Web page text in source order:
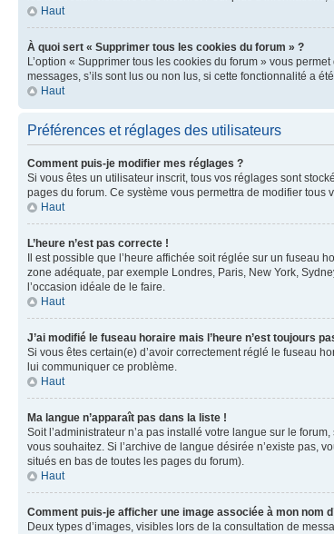
Haut
À quoi sert « Supprimer tous les cookies du forum » ?
L’option « Supprimer tous les cookies du forum » vous
messages, s’ils sont lus ou non lus, si cette fonctionnalité a
Haut
Préférences et réglages des utilisateurs
Comment puis-je modifier mes réglages ?
Si vous êtes un utilisateur inscrit, tous vos réglages sont
pages du forum. Ce système vous permettra de modifier tous
Haut
L’heure n’est pas correcte !
Il est possible que l’heure affichée soit réglée sur un
zone adéquate, par exemple Londres, Paris, New York,
l’occasion idéale de le faire.
Haut
J’ai modifié le fuseau horaire mais l’heure n’est toujours
Si vous êtes certain(e) d’avoir correctement réglé le fuseau
lui communiquer ce problème.
Haut
Ma langue n’apparaît pas dans la liste !
Soit l’administrateur n’a pas installé votre langue sur le
vous souhaitez. Si l’archive de langue désirée n’existe pas,
situés en bas de toutes les pages du forum).
Haut
Comment puis-je afficher une image associée à mon nom
Deux types d’images, visibles lors de la consultation de